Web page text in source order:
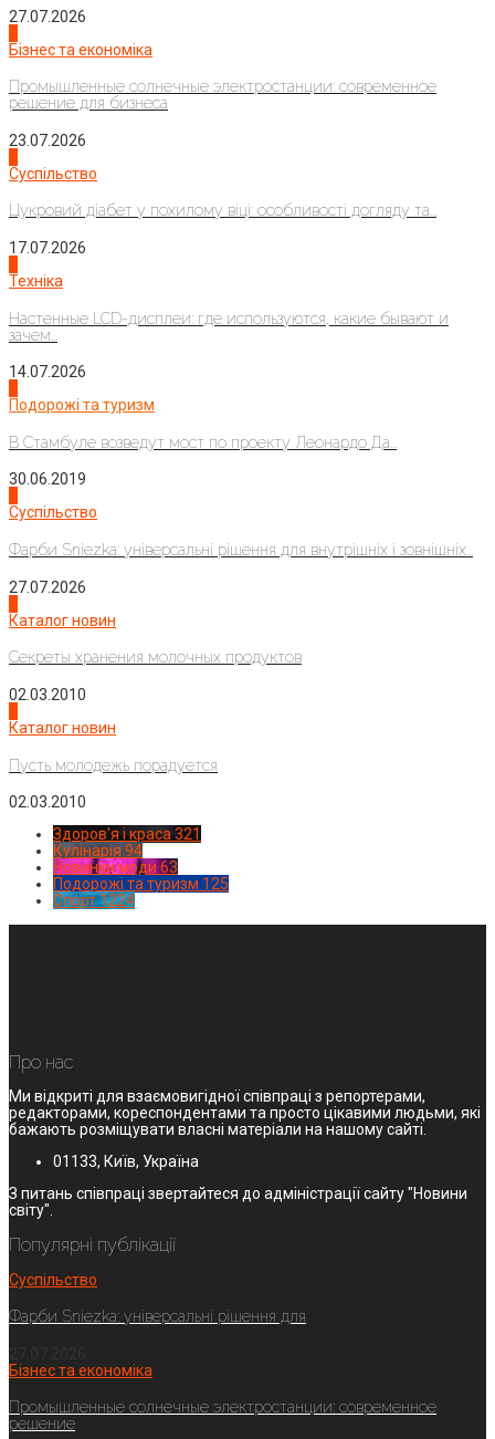
27.07.2026
Бізнес та економіка
Промышленные солнечные электростанции: современное
решение для бизнеса
23.07.2026
Суспільство
Цукровий діабет у похилому віці: особливості догляду та...
17.07.2026
Техніка
Настенные LCD-дисплеи: где используются, какие бывают и
зачем...
14.07.2026
Подорожі та туризм
В Стамбуле возведут мост по проекту Леонардо Да...
30.06.2019
Суспільство
Фарби Sniezka: універсальні рішення для внутрішніх і зовнішніх...
27.07.2026
Каталог новин
Секреты хранения молочных продуктов
02.03.2010
Каталог новин
Пусть молодежь порадуется
02.03.2010
Здоров'я і краса 321
Кулінарія 94
Новинки моди 63
Подорожі та туризм 125
Спорт1224
Про нас
Ми відкриті для взаємовигідної співпраці з репортерами,
редакторами, кореспондентами та просто цікавими людьми, які
бажають розміщувати власні матеріали на нашому сайті.
01133, Київ, Україна
З питань співпраці звертайтеся до адміністрації сайту "Новини
світу".
Популярні публікації
Суспільство
Фарби Sniezka: універсальні рішення для
Бізнес та економіка
Промышленные солнечные электростанции: современное
решение